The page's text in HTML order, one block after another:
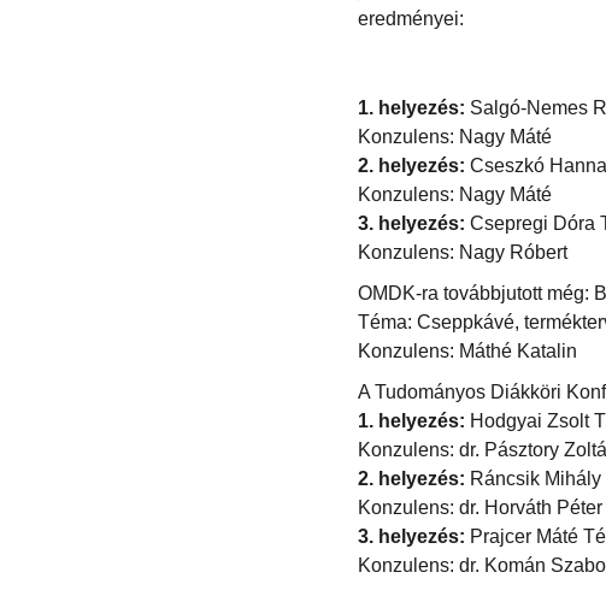
eredményei:
1. helyezés: Salgó-Nemes
Konzulens: Nagy Máté
2. helyezés: Cseszkó
Konzulens: Nagy Máté
3. helyezés: Csepregi Dóra
Konzulens: Nagy Róbert
OMDK-ra továbbjutott még:
Téma: Cseppkávé,
Konzulens: Máthé Katalin
A Tudományos Diákköri
1. helyezés: Hodgyai Zsolt
Konzulens: dr. Pásztory
2. helyezés: Ráncsik
Konzulens: dr. Horváth
3. helyezés: Prajcer Máté
Konzulens: dr. Komán